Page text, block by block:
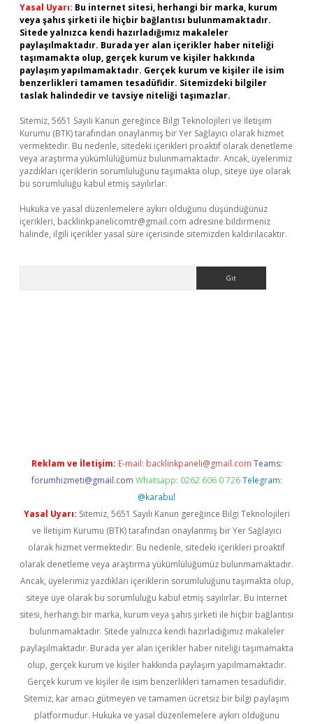
Yasal Uyarı: Bu internet sitesi, herhangi bir marka, kurum
veya şahıs şirketi ile hiçbir bağlantısı bulunmamaktadır.
Sitede yalnızca kendi hazırladığımız makaleler
paylaşılmaktadır. Burada yer alan içerikler haber niteliği
taşımamakta olup, gerçek kurum ve kişiler hakkında
paylaşım yapılmamaktadır. Gerçek kurum ve kişiler ile isim
benzerlikleri tamamen tesadüfidir. Sitemizdeki bilgiler
taslak halindedir ve tavsiye niteliği taşımazlar.
Sitemiz, 5651 Sayılı Kanun gereğince Bilgi Teknolojileri ve İletişim
Kurumu (BTK) tarafından onaylanmış bir Yer Sağlayıcı olarak hizmet
vermektedir. Bu nedenle, sitedeki içerikleri proaktif olarak denetleme
veya araştırma yükümlülüğümüz bulunmamaktadır. Ancak, üyelerimiz
yazdıkları içeriklerin sorumluluğunu taşımakta olup, siteye üye olarak
bu sorumluluğu kabul etmiş sayılırlar.
Hukuka ve yasal düzenlemelere aykırı olduğunu düşündüğünüz
içerikleri, backlinkpanelicomtr@gmail.com adresine bildirmeniz
halinde, ilgili içerikler yasal süre içerisinde sitemizden kaldırılacaktır.
Reklam ve İletişim: E-mail: backlinkpaneli@gmail.com Teams:
forumhizmeti@gmail.com Whatsapp: 0262 606 0 726 Telegram:
@karabul
Yasal Uyarı: Sitemiz, 5651 Sayılı Kanun gereğince Bilgi Teknolojileri
ve İletişim Kurumu (BTK) tarafından onaylanmış bir Yer Sağlayıcı
olarak hizmet vermektedir. Bu nedenle, sitedeki içerikleri proaktif
olarak denetleme veya araştırma yükümlülüğümüz bulunmamaktadır.
Ancak, üyelerimiz yazdıkları içeriklerin sorumluluğunu taşımakta olup,
siteye üye olarak bu sorumluluğu kabul etmiş sayılırlar. Bu internet
sitesi, herhangi bir marka, kurum veya şahıs şirketi ile hiçbir bağlantısı
bulunmamaktadır. Sitede yalnızca kendi hazırladığımız makaleler
paylaşılmaktadır. Burada yer alan içerikler haber niteliği taşımamakta
olup, gerçek kurum ve kişiler hakkında paylaşım yapılmamaktadır.
Gerçek kurum ve kişiler ile isim benzerlikleri tamamen tesadüfidir.
Sitemiz, kar amacı gütmeyen ve tamamen ücretsiz bir bilgi paylaşım
platformudur. Hukuka ve yasal düzenlemelere aykırı olduğunu